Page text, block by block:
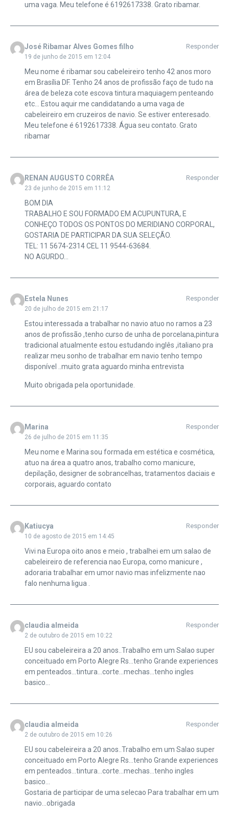
uma vaga. Meu telefone é 6192617338. Grato ribamar.
José Ribamar Alves Gomes filho
19 de junho de 2015 em 12:04
Responder
Meu nome é ribamar sou cabeleireiro tenho 42 anos moro
em Brasília DF. Tenho 24 anos de profissão faço de tudo na
área de beleza cote escova tintura maquiagem penteando
etc… Estou aquir me candidatando a uma vaga de
cabeleireiro em cruzeiros de navio. Se estiver enteresado.
Meu telefone é 6192617338. Água seu contato. Grato
ribamar
RENAN AUGUSTO CORRÊA
23 de junho de 2015 em 11:12
Responder
BOM DIA
TRABALHO E SOU FORMADO EM ACUPUNTURA, E
CONHEÇO TODOS OS PONTOS DO MERIDIANO CORPORAL,
GOSTARIA DE PARTICIPAR DA SUA SELEÇÃO.
TEL: 11 5674-2314 CEL 11 9544-63684.
NO AGURDO…
Estela Nunes
20 de julho de 2015 em 21:17
Responder
Estou interessada a trabalhar no navio atuo no ramos a 23
anos de profissão ,tenho curso de unha de porcelana,pintura
tradicional atualmente estou estudando inglês ,italiano pra
realizar meu sonho de trabalhar em navio tenho tempo
disponível ..muito grata aguardo minha entrevista
Muito obrigada pela oportunidade.
Marina
26 de julho de 2015 em 11:35
Responder
Meu nome e Marina sou formada em estética e cosmética,
atuo na área a quatro anos, trabalho como manicure,
depilação, designer de sobrancelhas, tratamentos daciais e
corporais, aguardo contato
Katiucya
10 de agosto de 2015 em 14:45
Responder
Vivi na Europa oito anos e meio , trabalhei em um salao de
cabeleireiro de referencia nao Europa, como manicure ,
adoraria trabalhar em umor navio mas infelizmente nao
falo nenhuma ligua .
claudia almeida
2 de outubro de 2015 em 10:22
Responder
EU sou cabeleireira a 20 anos..Trabalho em um Salao super
conceituado em Porto Alegre Rs…tenho Grande experiences
em penteados…tintura…corte…mechas…tenho ingles
basico…
claudia almeida
2 de outubro de 2015 em 10:26
Responder
EU sou cabeleireira a 20 anos..Trabalho em um Salao super
conceituado em Porto Alegre Rs…tenho Grande experiences
em penteados…tintura…corte…mechas…tenho ingles
basico…
Gostaria de participar de uma selecao Para trabalhar em um
navio…obrigada